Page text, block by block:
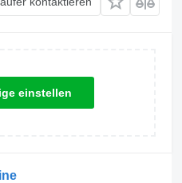
einstellen